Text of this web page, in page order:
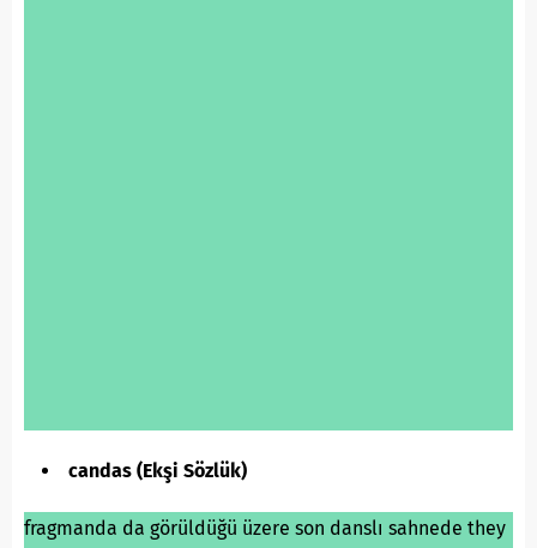
candas (Ekşi Sözlük)
fragmanda da görüldüğü üzere son danslı sahnede they